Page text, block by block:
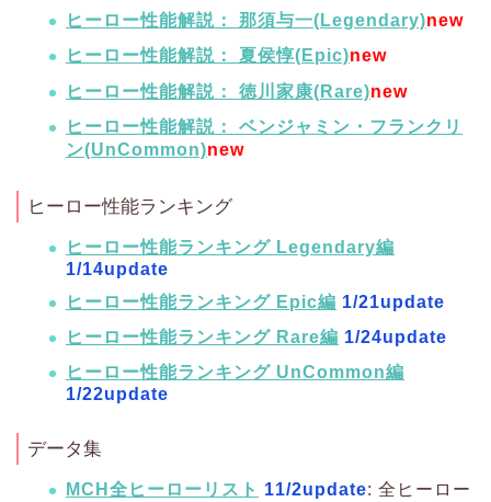
ヒーロー性能解説： 那須与一(Legendary)new
ヒーロー性能解説： 夏侯惇(Epic)new
ヒーロー性能解説： 徳川家康(Rare)new
ヒーロー性能解説： ベンジャミン・フランクリ
ン(UnCommon)new
ヒーロー性能ランキング
ヒーロー性能ランキング Legendary編
1/14update
ヒーロー性能ランキング Epic編 1/21update
ヒーロー性能ランキング Rare編 1/24update
ヒーロー性能ランキング UnCommon編
1/22update
データ集
MCH全ヒーローリスト 11/2update: 全ヒーロー